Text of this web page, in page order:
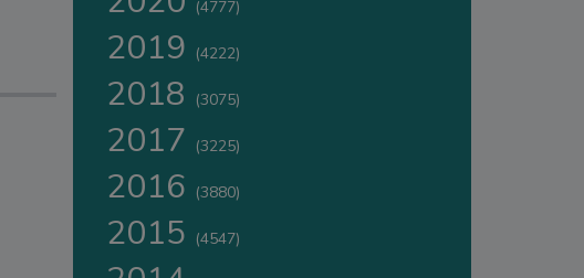
(4777)
2019 (4222)
2018 (3075)
2017 (3225)
2016 (3880)
2015 (4547)